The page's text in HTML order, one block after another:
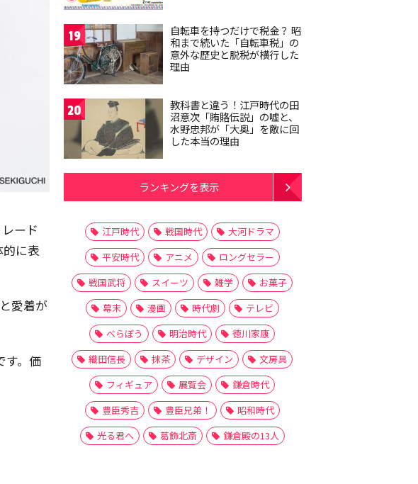
ード
に表
愛着が
す。価
19
自転車を持つだけで税金？ 昭
和まで続いた「自転車税」の
意外な歴史と脱税が横行した
理由
20
教科書と違う！江戸時代の田
沼意次「賄賂伝説」の嘘と、
水野忠邦が「大奥」を敵に回
した本当の理由
ランキングを表示
江戸時代 戦国時代
大河ドラマ
平安時代
アニメ
ロングセラー
戦国武将
スイーツ 雑学
お菓子
幕末
漫画 時代劇
テレビ
べらぼう
明治時代
徳川家康
織田信長
抹茶 デザイン
文房具
フィギュア
展覧会
鎌倉時代
豊臣秀吉
豊臣兄弟！
昭和時代
光る君へ
葛飾北斎 鎌倉殿の13人